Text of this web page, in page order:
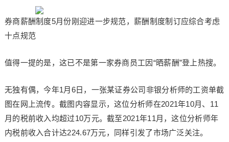
券商薪酬制度5月份刚迎进一步规范，薪酬制度制订应综合考虑
十点规范
值得一提的是，这已不是第一家券商员工因“晒薪酬”登上热搜。
无独有偶，今年1月6日，一张某证券公司非银分析师的工资单截
图在网上流传。截图内容显示，这位分析师在2021年10月、11
月的税前收入均超过10万元。截至2021年11月，这位分析师年
内税前收入合计达224.67万元，同样引发了市场广泛关注。